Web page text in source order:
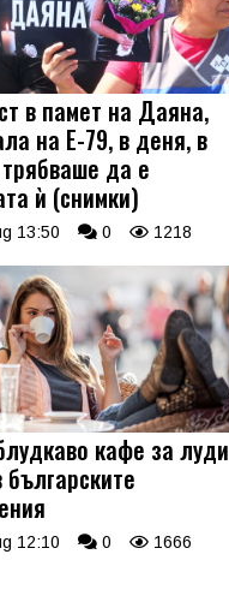
в памет на Даяна,
на Е-79, в деня, в
да е
ѝ (снимки)
13:50 0 1218
кафе за луди
българските
12:10 0 1666